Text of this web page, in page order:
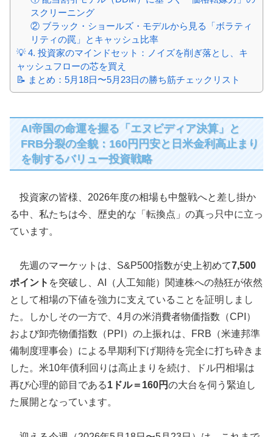
スクリーニング
② ブラック・ショールズ・モデルから見る「ボラティ
リティの罠」とキャッシュ比率
💡 4. 投資家のマインドセット：ノイズを削ぎ落とし、キ
ャッシュフローの芯を買え
📝 まとめ：5月18日〜5月23日の勝ち筋チェックリスト
AI帝国の命運を握る「エヌビディア決算」と
FRB分裂の全貌：160円円安と日米金利高止まり
を制するバリュー投資戦略
投資家の皆様、2026年度の相場も中盤戦へと差し掛か
る中、私たちは今、歴史的な「転換点」の真っ只中に立っ
ています。
先週のマーケットは、S&P500指数が史上初めて7,500
ポイント を突破し、AI（人工知能）関連株への熱狂が依然
として相場の下値を強力に支えていることを証明しまし
た。しかしその一方で、4月の米消費者物価指数（CPI）
および卸売物価指数（PPI）の上振れは、FRB（米連邦準
備制度理事会）による早期利下げ期待を完全に打ち砕きま
した。米10年債利回りは高止まりを続け、ドル円相場は
再び心理的節目である1ドル＝160円の大台を伺う緊迫し
た展開となっています。